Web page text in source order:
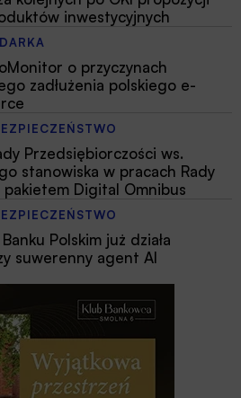
inwestycyjnych
o przyczynach
zadłużenia polskiego e-
Przedsiębiorczości ws.
stanowiska w pracach Rady
pakietem Digital Omnibus
Polskim już działa
suwerenny agent AI